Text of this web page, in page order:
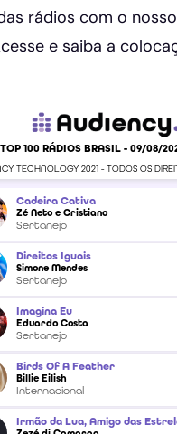
rádios com o
e saiba a